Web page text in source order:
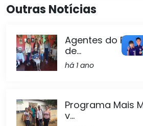
Outras Notícias
Agentes do
de...
há 1 ano
Programa Mais
v...